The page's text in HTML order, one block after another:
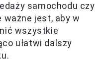
samochodu czy
ważne jest, aby w
wszystkie
ułatwi dalszy